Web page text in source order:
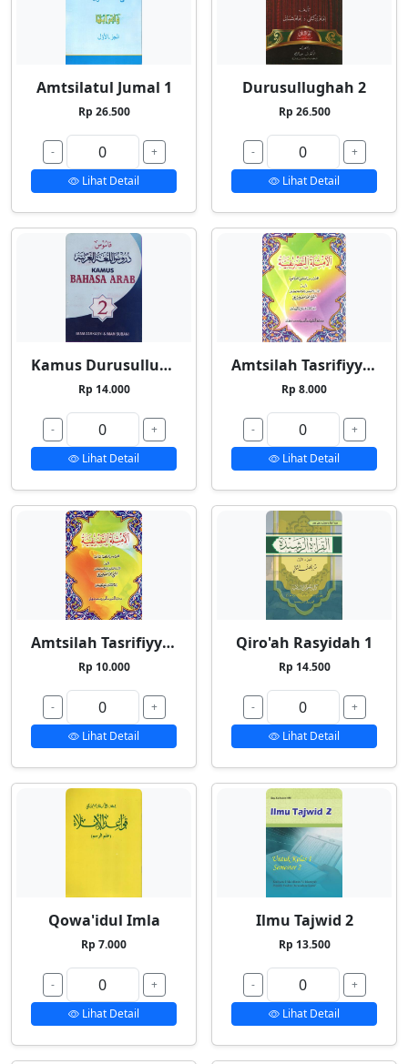
Amtsilatul Jumal 1
Rp 26.500
-
+
Lihat Detail
Durusullughah 2
Rp 26.500
-
+
Lihat Detail
Kamus Durusullughah 2
Rp 14.000
-
+
Lihat Detail
Amtsilah Tasrifiyyah Kecil
Rp 8.000
-
+
Lihat Detail
Amtsilah Tasrifiyyah Besar
Rp 10.000
-
+
Lihat Detail
Qiro'ah Rasyidah 1
Rp 14.500
-
+
Lihat Detail
Qowa'idul Imla
Rp 7.000
-
+
Lihat Detail
Ilmu Tajwid 2
Rp 13.500
-
+
Lihat Detail